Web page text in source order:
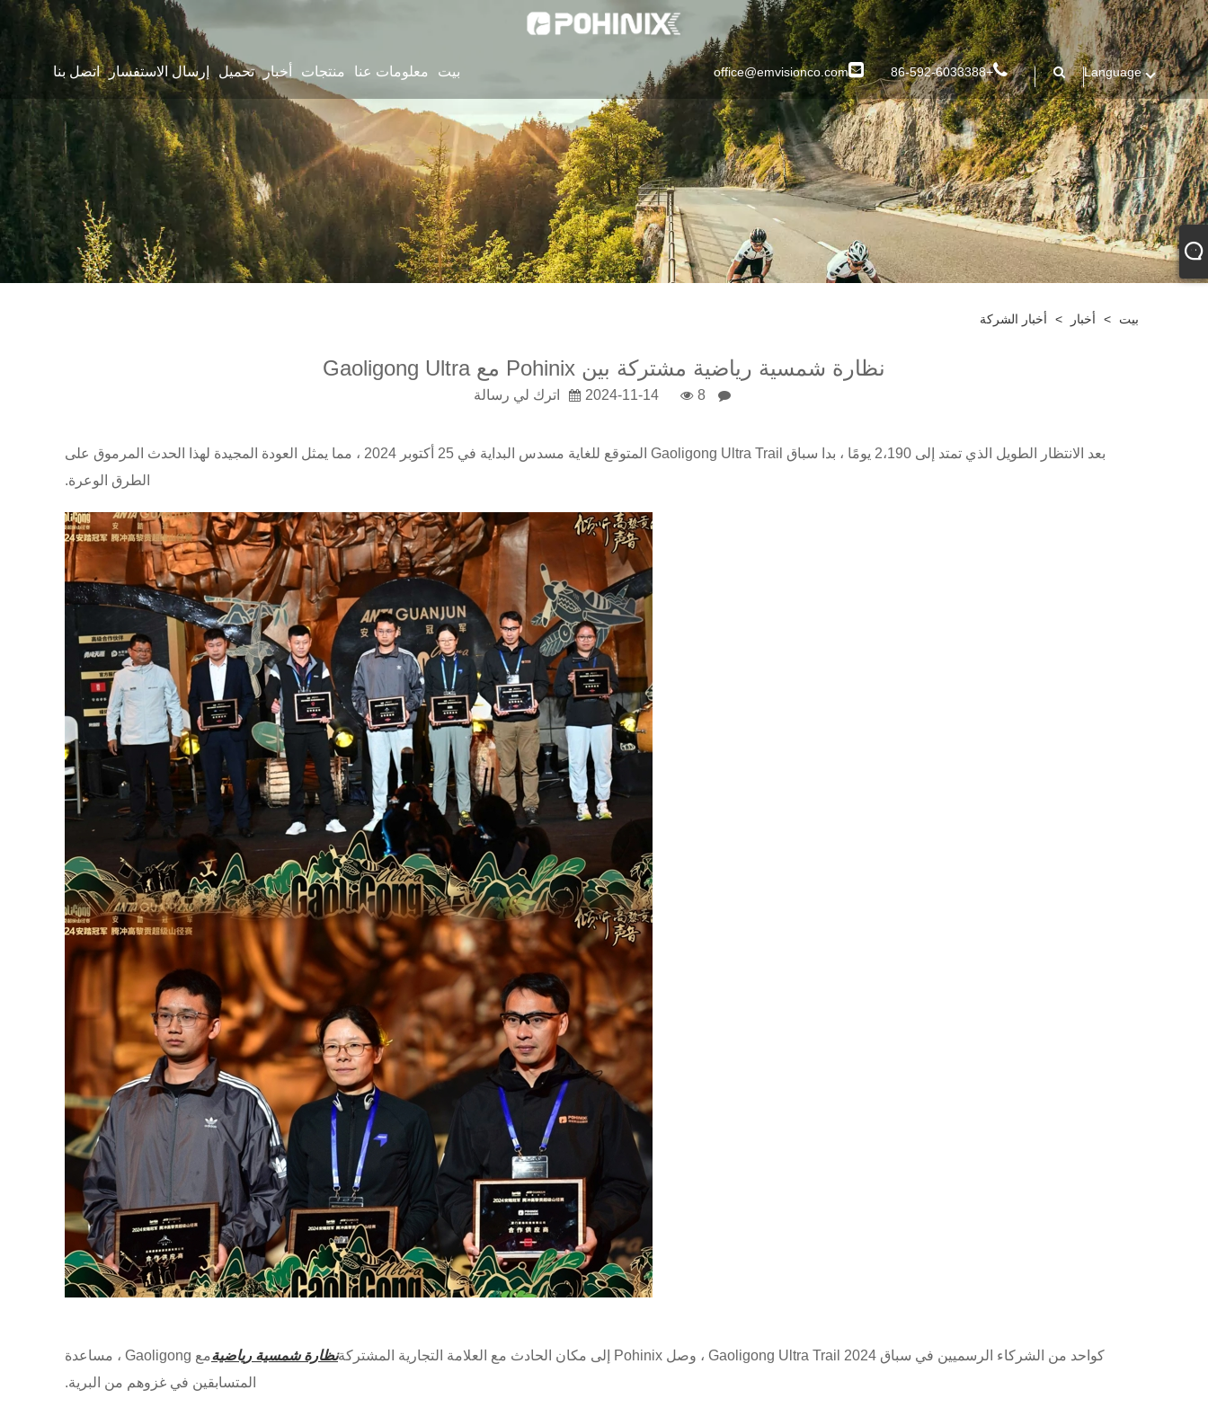
بيت معلومات عنا منتجات أخبار تحميل إرسال الاستفسار اتصل بنا office@emvisionco.com +86-592-6033388 Language
بيت > أخبار > أخبار الشركة
نظارة شمسية رياضية مشتركة بين Pohinix مع Gaoligong Ultra
2024-11-14 8 اترك لي رسالة
بعد الانتظار الطويل الذي تمتد إلى 2،190 يومًا ، بدا سباق Gaoligong Ultra Trail المتوقع للغاية مسدس البداية في 25 أكتوبر 2024 ، مما يمثل العودة المجيدة لهذا الحدث المرموق على
الطرق الوعرة.
كواحد من الشركاء الرسميين في سباق 2024 Gaoligong Ultra Trail ، وصل Pohinix إلى مكان الحادث مع العلامة التجارية المشتركة نظارة شمسية رياضية
مع Gaoligong ، مساعدة
المتسابقين في غزوهم من البرية.